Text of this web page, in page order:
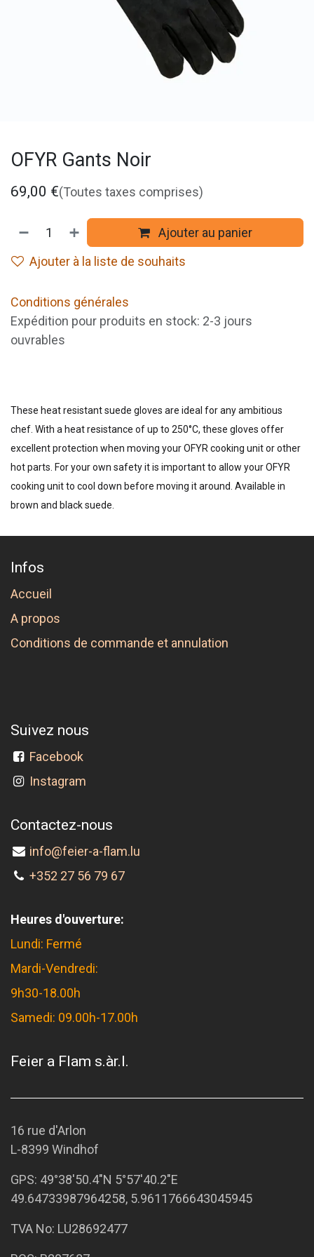
OFYR Gants Noir
69,00 €(Toutes taxes comprises)
Ajouter au panier
Ajouter à la liste de souhaits
Conditions générales
Expédition pour produits en stock: 2-3 jours
ouvrables
These heat resistant suede gloves are ideal for any ambitious
chef. With a heat resistance of up to 250°C, these gloves offer
excellent protection when moving your OFYR cooking unit or other
hot parts. For your own safety it is important to allow your OFYR
cooking unit to cool down before moving it around. Available in
brown and black suede.
Infos
Accueil
A propos
Conditions de commande et annulation
Suivez nous
Facebook
Instagram
Contactez-nous
info@feier-a-flam.lu
+352 27 56 79 67
Heures d'ouverture:
Lundi: Fermé
Mardi-Vendredi:
9h30-18.00h
Samedi: 09.00h-17.00h
Feier a Flam s.àr.l.
16 rue d'Arlon
L-8399 Windhof
GPS: 49°38'50.4"N 5°57'40.2"E
49.64733987964258, 5.9611766643045945
TVA No: LU28692477